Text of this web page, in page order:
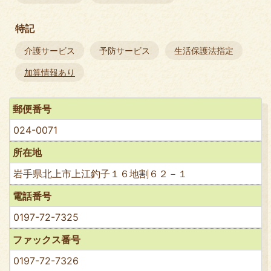
特記
介護サービス 予防サービス 生活保護法指定
加算情報あり
郵便番号
024-0071
所在地
岩手県北上市上江釣子１６地割６２－１
電話番号
0197-72-7325
ファックス番号
0197-72-7326